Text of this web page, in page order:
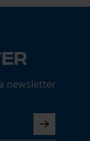
newsletter